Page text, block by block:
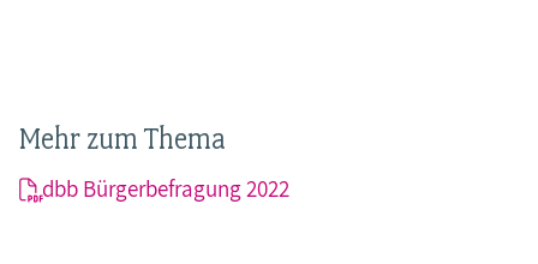
Mehr zum Thema
dbb Bürgerbefragung 2022